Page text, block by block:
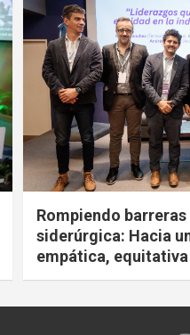
Rompiendo
siderúrgica: Hacia
empática,